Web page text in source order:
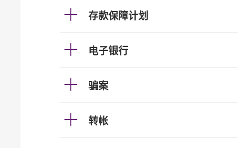
存款保障计划
电子银行
骗案
转帐